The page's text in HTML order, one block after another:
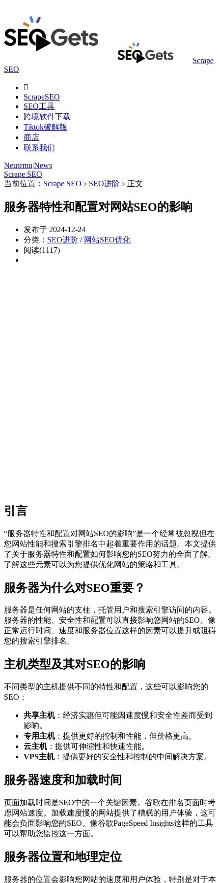
Scrape
SEO

ScrapeSEO
SEO工具
跨境软件下载
Tiktok破解版
商店
联系我们
Neutemu|News
Scrape SEO
当前位置： Scrape SEO > SEO进阶 > 正文
服务器特性和配置对网站SEO的影响
发布于 2024-12-24
分类： SEO进阶 / 网站SEO优化
阅读(1117)
引言
“服务器特性和配置对网站SEO的影响”是一个经常被忽视但在
您网站性能和搜索引擎排名中起着重要作用的话题。本文提供
了关于服务器特性和配置如何影响您的SEO努力的全面了解。
了解这些元素可以为您提供优化网站的策略和工具。
服务器为什么对SEO重要？
服务器是任何网站的支柱，托管用户和搜索引擎访问的内容。
服务器的性能、安全性和配置可以直接影响您网站的SEO。像
正常运行时间、速度和服务器位置这样的因素可以提升或阻碍
您的搜索引擎排名。
主机类型及其对SEO的影响
不同类型的主机提供不同的特性和配置，这些可以影响您的
SEO：
共享主机：经济实惠但可能因速度慢和安全性差而受到
影响。
专用主机：提供更好的控制和性能，但价格更高。
云主机：提供可伸缩性和快速性能。
VPS主机：提供更好的安全性和控制的中间解决方案。
服务器速度和加载时间
页面加载时间是SEO中的一个关键因素。谷歌在排名页面时考
虑网站速度。加载速度慢的网站提供了糟糕的用户体验，这可
能会负面影响您的SEO。像谷歌PageSpeed Insights这样的工具
可以帮助您监控这一方面。
服务器位置和地理定位
服务器的位置会影响您网站的速度和用户体验，特别是对于本